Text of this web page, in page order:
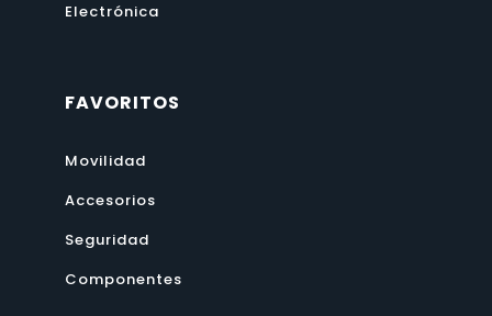
Electrónica
FAVORITOS
Movilidad
Accesorios
Seguridad
Componentes